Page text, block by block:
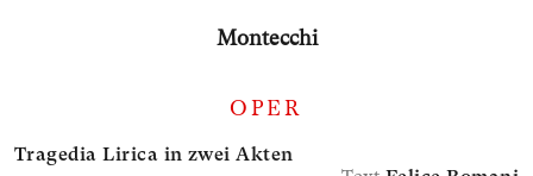
Mon­tecchi
OPER
Tragedia Lirica in zwei Akten